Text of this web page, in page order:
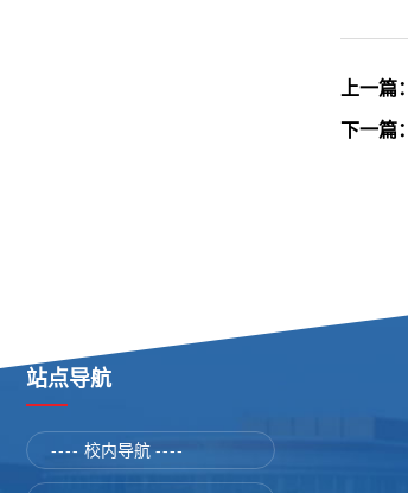
上一篇：
下一篇：
站点导航
---- 校内导航 ----